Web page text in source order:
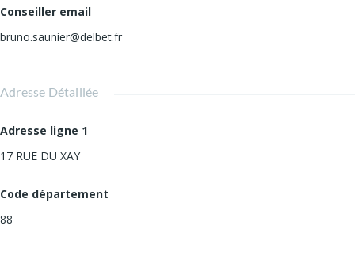
Conseiller email
bruno.saunier@delbet.fr
Adresse Détaillée
Adresse ligne 1
17 RUE DU XAY
Code département
88